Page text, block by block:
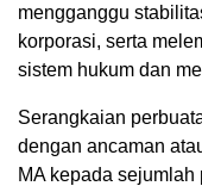
mengganggu
korporasi, serta
sistem hukum dan
Serangkaian
dengan ancaman
MA kepada